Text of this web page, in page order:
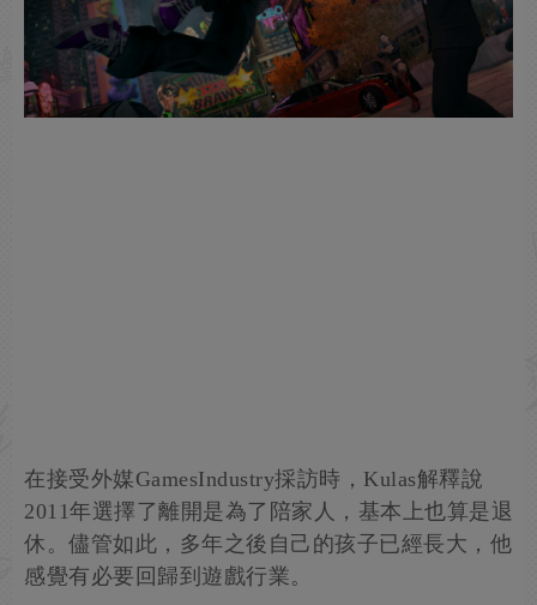
在接受外媒GamesIndustry採訪時，Kulas解釋說
2011年選擇了離開是為了陪家人，基本上也算是退
休。儘管如此，多年之後自己的孩子已經長大，他
感覺有必要回歸到遊戲行業。